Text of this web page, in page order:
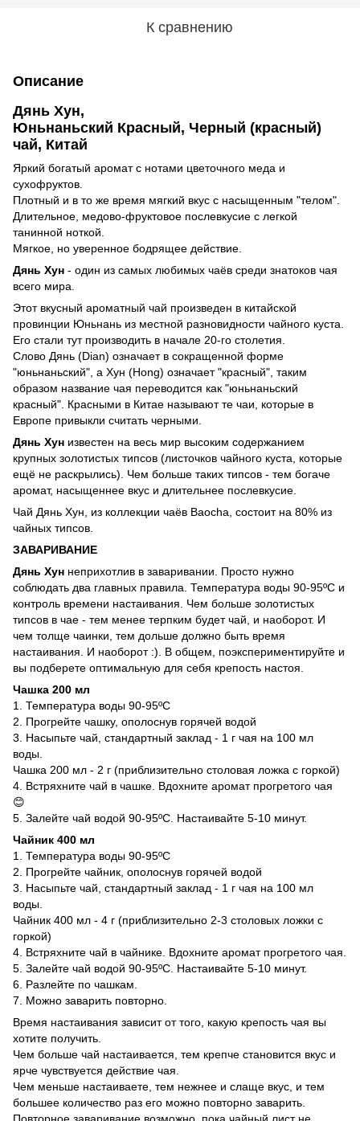
К сравнению
Описание
Дянь Хун,
Юньнаньский Красный, Черный (красный)
чай, Китай
Яркий богатый аромат с нотами цветочного меда и
сухофруктов.
Плотный и в то же время мягкий вкус с насыщенным "телом".
Длительное, медово-фруктовое послевкусие с легкой
танинной ноткой.
Мягкое, но уверенное бодрящее действие.
Дянь Хун - один из самых любимых чаёв среди знатоков чая
всего мира.
Этот вкусный ароматный чай произведен в китайской
провинции Юньнань из местной разновидности чайного куста.
Его стали тут производить в начале 20-го столетия.
Слово Дянь (Dian) означает в сокращенной форме
"юньнаньский", а Хун (Hong) означает "красный", таким
образом название чая переводится как "юньнаньский
красный". Красными в Китае называют те чаи, которые в
Европе привыкли считать черными.
Дянь Хун известен на весь мир высоким содержанием
крупных золотистых типсов (листочков чайного куста, которые
ещё не раскрылись). Чем больше таких типсов - тем богаче
аромат, насыщеннее вкус и длительнее послевкусие.
Чай Дянь Хун, из коллекции чаёв Baocha, состоит на 80% из
чайных типсов.
ЗАВАРИВАНИЕ
Дянь Хун неприхотлив в заваривании. Просто нужно
соблюдать два главных правила. Температура воды 90-95ºС и
контроль времени настаивания. Чем больше золотистых
типсов в чае - тем менее терпким будет чай, и наоборот. И
чем толще чаинки, тем дольше должно быть время
настаивания. И наоборот :). В общем, поэкспериментируйте и
вы подберете оптимальную для себя крепость настоя.
Чашка 200 мл
1. Температура воды 90-95ºС
2. Прогрейте чашку, ополоснув горячей водой
3. Насыпьте чай, стандартный заклад - 1 г чая на 100 мл
воды.
Чашка 200 мл - 2 г (приблизительно столовая ложка с горкой)
4. Встряхните чай в чашке. Вдохните аромат прогретого чая
😊
5. Залейте чай водой 90-95ºС. Настаивайте 5-10 минут.
Чайник 400 мл
1. Температура воды 90-95ºС
2. Прогрейте чайник, ополоснув горячей водой
3. Насыпьте чай, стандартный заклад - 1 г чая на 100 мл
воды.
Чайник 400 мл - 4 г (приблизительно 2-3 столовых ложки с
горкой)
4. Встряхните чай в чайнике. Вдохните аромат прогретого чая.
5. Залейте чай водой 90-95ºС. Настаивайте 5-10 минут.
6. Разлейте по чашкам.
7. Можно заварить повторно.
Время настаивания зависит от того, какую крепость чая вы
хотите получить.
Чем больше чай настаивается, тем крепче становится вкус и
ярче чувствуется действие чая.
Чем меньше настаиваете, тем нежнее и слаще вкус, и тем
большее количество раз его можно повторно заварить.